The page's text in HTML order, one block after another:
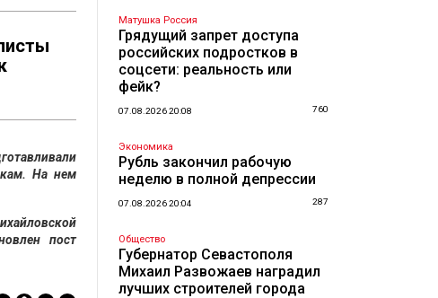
На нем
пост
Матушка Россия
Грядущий запрет доступа
российских подростков в
соцсети: реальность или
фейк?
07.08.2026 20:08 760
Экономика
Рубль закончил рабочую
неделю в полной депрессии
07.08.2026 20:04 287
Общество
Губернатор Севастополя
Михаил Развожаев наградил
лучших строителей города